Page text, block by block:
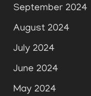
September 2024
August 2024
July 2024
June 2024
May 2024